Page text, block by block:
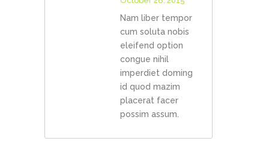
Nam liber tempor
cum soluta nobis
eleifend option
congue nihil
imperdiet doming
id quod mazim
placerat facer
possim assum.